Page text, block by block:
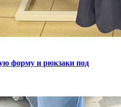
форму и рюкзаки под